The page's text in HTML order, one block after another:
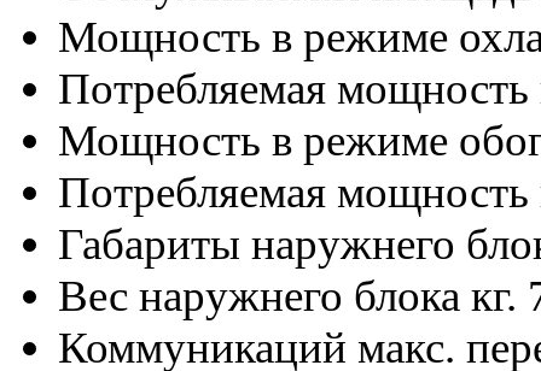
Мощность в режиме
Потребляемая
Мощность в режиме
Потребляемая мощность
Габариты наружнего
Вес наружнего блока кг.
Коммуникаций макс.